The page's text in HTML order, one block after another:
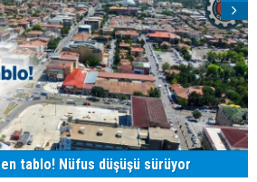
tablo! Nüfus düşüşü sürüyor